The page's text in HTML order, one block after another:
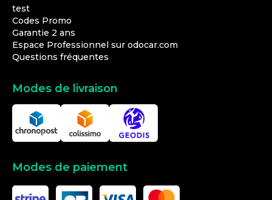
test
Codes Promo
Garantie 2 ans
Espace Professionnel sur odocar.com
Questions fréquentes
Modes de livraison
Modes de paiement